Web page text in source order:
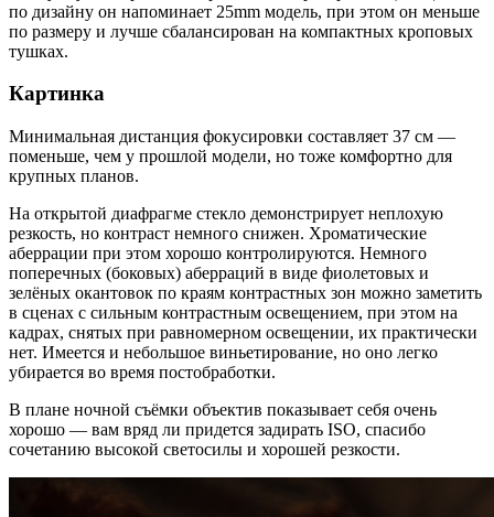
по дизайну он напоминает 25mm модель, при этом он меньше
по размеру и лучше сбалансирован на компактных кроповых
тушках.
Картинка
Минимальная дистанция фокусировки составляет 37 см —
поменьше, чем у прошлой модели, но тоже комфортно для
крупных планов.
На открытой диафрагме стекло демонстрирует неплохую
резкость, но контраст немного снижен. Хроматические
аберрации при этом хорошо контролируются. Немного
поперечных (боковых) аберраций в виде фиолетовых и
зелёных окантовок по краям контрастных зон можно заметить
в сценах с сильным контрастным освещением, при этом на
кадрах, снятых при равномерном освещении, их практически
нет. Имеется и небольшое виньетирование, но оно легко
убирается во время постобработки.
В плане ночной съёмки объектив показывает себя очень
хорошо — вам вряд ли придется задирать ISO, спасибо
сочетанию высокой светосилы и хорошей резкости.